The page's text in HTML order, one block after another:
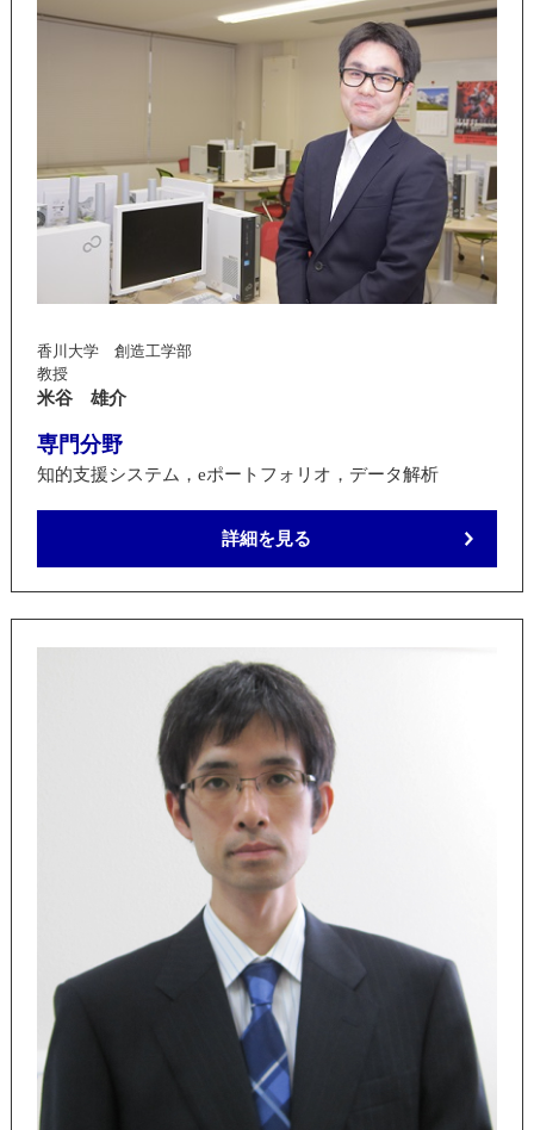
香川大学 創造工学部
教授
米谷 雄介
専門分野
知的支援システム，eポートフォリオ，データ解析
詳細を見る